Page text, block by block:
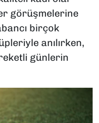
görüşmelerine
birçok
anılırken,
günlerin